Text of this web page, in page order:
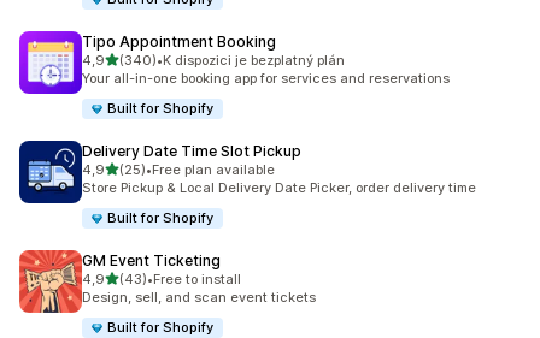
Tipo Appointment Booking
4,9z 5 hvězd
(340)
Celkový počet recenzí: 340
•K dispozici je bezplatný plán
Your all-in-one booking app for services and reservations
Built for Shopify
Delivery Date Time Slot Pickup
4,9z 5 hvězd
(25)
Celkový počet recenzí: 25
•Free plan available
Store Pickup & Local Delivery Date Picker, order delivery time
Built for Shopify
GM Event Ticketing
4,9z 5 hvězd
(43)
Celkový počet recenzí: 43
•Free to install
Design, sell, and scan event tickets
Built for Shopify